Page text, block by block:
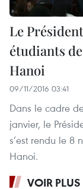
Le
étudiants
Hanoi
09/11/2016 03:41
Dans le cadre
janvier, le
s’est rendu le 8
Hanoi.
VOIR PLUS